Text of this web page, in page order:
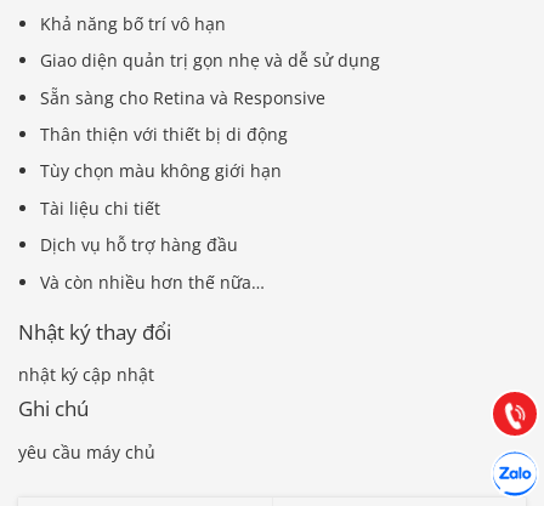
Khả năng bố trí vô hạn
Giao diện quản trị gọn nhẹ và dễ sử dụng
Sẵn sàng cho Retina và Responsive
Thân thiện với thiết bị di động
Tùy chọn màu không giới hạn
Tài liệu chi tiết
Dịch vụ hỗ trợ hàng đầu
Và còn nhiều hơn thế nữa…
Nhật ký thay đổi
nhật ký cập nhật
Ghi chú
yêu cầu máy chủ
Gọi
(028) 22.166.144
Chát